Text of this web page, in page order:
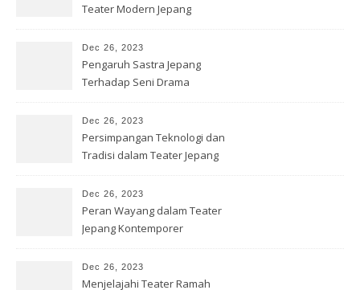
Teater Modern Jepang
Dec 26, 2023
Pengaruh Sastra Jepang
Terhadap Seni Drama
Dec 26, 2023
Persimpangan Teknologi dan
Tradisi dalam Teater Jepang
Dec 26, 2023
Peran Wayang dalam Teater
Jepang Kontemporer
Dec 26, 2023
Menjelajahi Teater Ramah